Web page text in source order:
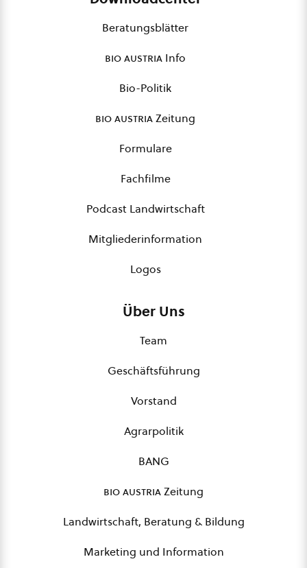
Beratungsblätter
bio austria Info
Bio-Politik
bio austriaZeitung
Formulare
Fachfilme
Podcast Landwirtschaft
Mitgliederinformation
Logos
Über Uns
Team
Geschäftsführung
Vorstand
Agrarpolitik
BANG
bio austriaZeitung
Landwirtschaft, Beratung & Bildung
Marketing und Information